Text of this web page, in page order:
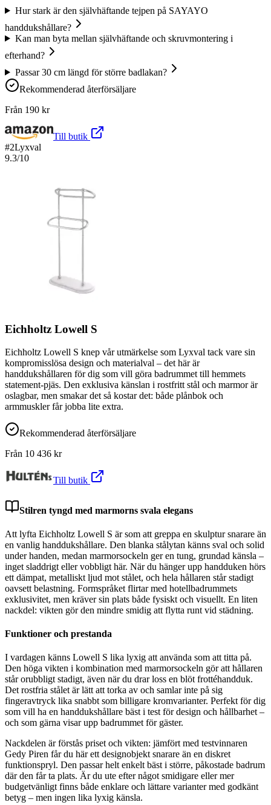
Hur stark är den självhäftande tejpen på SAYAYO
handdukshållare?
Kan man byta mellan självhäftande och skruvmontering i
efterhand?
Passar 30 cm längd för större badlakan?
Rekommenderad återförsäljare
Från 190 kr
Till butik
#2Lyxval
9.3/10
Eichholtz Lowell S
Eichholtz Lowell S knep vår utmärkelse som Lyxval tack vare sin
kompromisslösa design och materialval – det här är
handdukshållaren för dig som vill göra badrummet till hemmets
statement-pjäs. Den exklusiva känslan i rostfritt stål och marmor är
oslagbar, men smakar det så kostar det: både plånbok och
armmuskler får jobba lite extra.
Rekommenderad återförsäljare
Från 10 436 kr
Till butik
Stilren tyngd med marmorns svala elegans
Att lyfta Eichholtz Lowell S är som att greppa en skulptur snarare än
en vanlig handdukshållare. Den blanka stålytan känns sval och solid
under handen, medan marmorsockeln ger en tung, grundad känsla –
inget sladdrigt eller vobbligt här. När du hänger upp handduken hörs
ett dämpat, metalliskt ljud mot stålet, och hela hållaren står stadigt
oavsett belastning. Formspråket flirtar med hotellbadrummets
exklusivitet, men kräver sin plats både fysiskt och visuellt. En liten
nackdel: vikten gör den mindre smidig att flytta runt vid städning.
Funktioner och prestanda
I vardagen känns Lowell S lika lyxig att använda som att titta på.
Den höga vikten i kombination med marmorsockeln gör att hållaren
står orubbligt stadigt, även när du drar loss en blöt frottéhandduk.
Det rostfria stålet är lätt att torka av och samlar inte på sig
fingeravtryck lika snabbt som billigare kromvarianter. Perfekt för dig
som vill ha en handdukshållare bäst i test för design och hållbarhet –
och som gärna visar upp badrummet för gäster.
Nackdelen är förstås priset och vikten: jämfört med testvinnaren
Gedy Piren får du här ett designobjekt snarare än en diskret
funktionspryl. Den passar helt enkelt bäst i större, påkostade badrum
där den får ta plats. Är du ute efter något smidigare eller mer
budgetvänligt finns både enklare och lättare varianter med godkänt
betyg – men ingen lika lyxig känsla.